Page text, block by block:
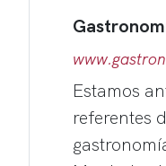
Estamos
referentes